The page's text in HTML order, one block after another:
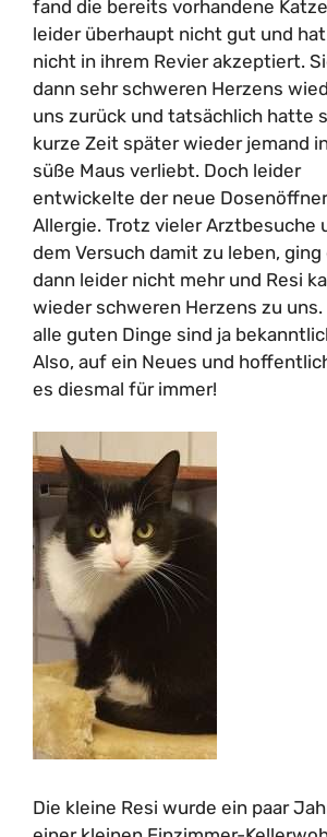
fand die bereits vorhandene
leider überhaupt nicht gut und
nicht in ihrem Revier akzeptiert.
dann sehr schweren Herzens
uns zurück und tatsächlich hatte
kurze Zeit später wieder jemand
süße Maus verliebt. Doch leider
entwickelte der neue
Allergie. Trotz vieler Arztbesuche
dem Versuch damit zu leben, ging
dann leider nicht mehr und Resi
wieder schweren Herzens zu uns.
alle guten Dinge sind ja
Also, auf ein Neues und
es diesmal für immer!
Die kleine Resi wurde ein paar